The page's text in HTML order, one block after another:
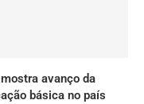
avanço da
básica no país